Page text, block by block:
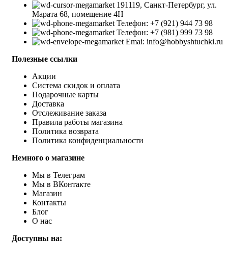
191119, Санкт-Петербург, ул.
Марата 68, помещение 4Н
Телефон: +7 (921) 944 73 98
Телефон: +7 (981) 999 73 98
Emai: info@hobbyshtuchki.ru
Полезные ссылки
Акции
Система скидок и оплата
Подарочные карты
Доставка
Отслеживание заказа
Правила работы магазина
Политика возврата
Политика конфиденциальности
Немного о магазине
Мы в Телеграм
Мы в ВКонтакте
Магазин
Контакты
Блог
О нас
Доступны на: